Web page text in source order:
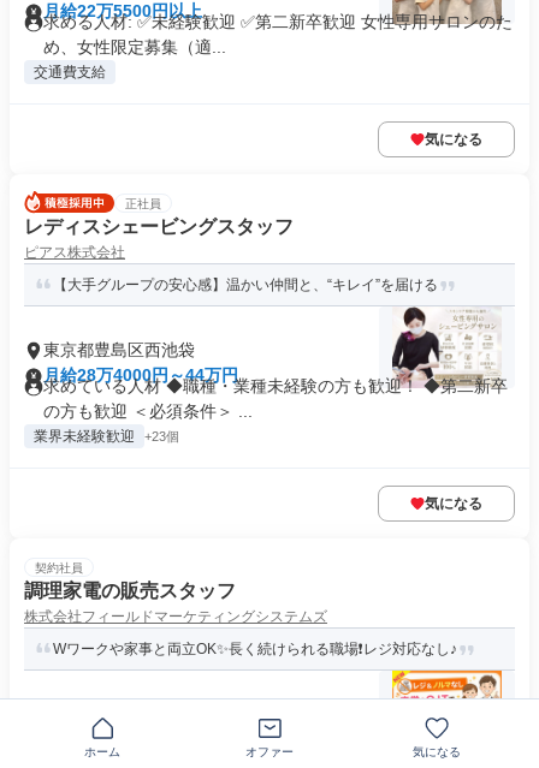
月給22万5500円以上
求める人材: ✅未経験歓迎 ✅第二新卒歓迎 女性専用サロンのた
め、女性限定募集（適...
交通費支給
気になる
正社員
レディスシェービングスタッフ
ピアス株式会社
【大手グループの安心感】温かい仲間と、“キレイ”を届ける
東京都豊島区西池袋
月給28万4000円～44万円
求めている人材 ◆職種・業種未経験の方も歓迎！ ◆第二新卒
の方も歓迎 ＜必須条件＞ ...
業界未経験歓迎 +23個
気になる
契約社員
調理家電の販売スタッフ
株式会社フィールドマーケティングシステムズ
Wワークや家事と両立OK✨長く続けられる職場❗レジ対応なし♪
〒171-0022東京都豊島区南池袋
日給1万3600円
求めている人材 ■━━━━━━━━━━━━□ ┃求める人材は
ホーム オファー 気になる